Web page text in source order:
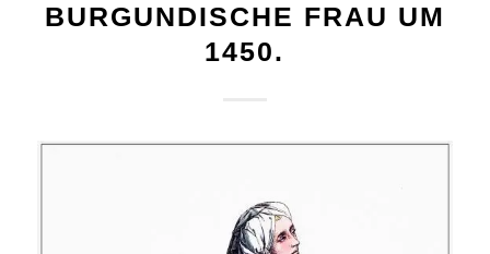
BURGUNDISCHE FRAU UM
1450.